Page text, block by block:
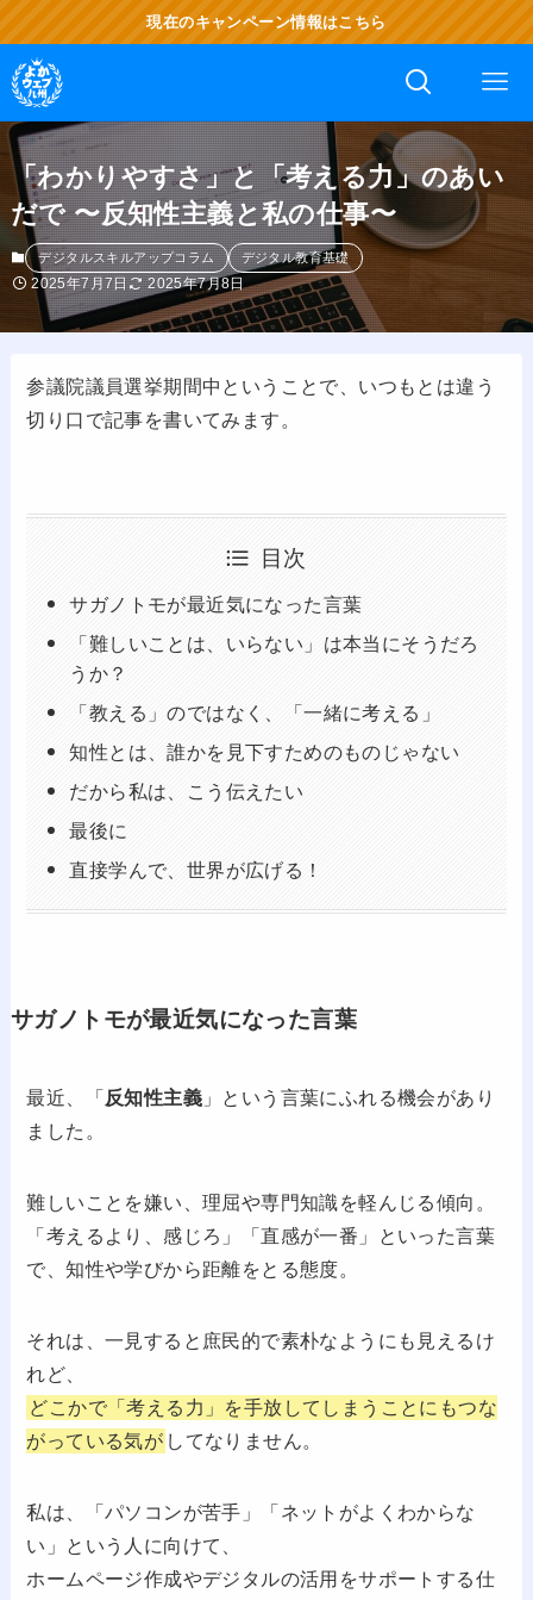
現在のキャンペーン情報はこちら
「わかりやすさ」と「考える力」のあい
だで 〜反知性主義と私の仕事〜
デジタルスキルアップコラム デジタル教育基礎
2025年7月7日 2025年7月8日
参議院議員選挙期間中ということで、いつもとは違う
切り口で記事を書いてみます。
目次
サガノトモが最近気になった言葉
「難しいことは、いらない」は本当にそうだろ
うか？
「教える」のではなく、「一緒に考える」
知性とは、誰かを見下すためのものじゃない
だから私は、こう伝えたい
最後に
直接学んで、世界が広げる！
サガノトモが最近気になった言葉
最近、「 反知性主義 」という言葉にふれる機会があり
ました。
難しいことを嫌い、理屈や専門知識を軽んじる傾向。
「考えるより、感じろ」「直感が一番」といった言葉
で、知性や学びから距離をとる態度。
それは、一見すると庶民的で素朴なようにも見えるけ
れど、
どこかで「考える力」を手放してしまうことにもつな
がっている気が してなりません。
私は、「パソコンが苦手」「ネットがよくわからな
い」という人に向けて、
ホームページ作成やデジタルの活用をサポートする仕